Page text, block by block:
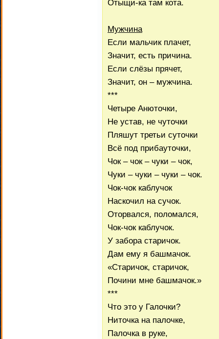
Отыщи-ка там кота.
Мужчина
Если мальчик плачет,
Значит, есть причина.
Если слёзы прячет,
Значит, он – мужчина.
***
Четыре Анюточки,
Не устав, не чуточки
Пляшут третьи суточки
Всё под прибауточки,
Чок – чок – чуки – чок,
Чуки – чуки – чуки – чок.
Чок-чок каблучок
Наскочил на сучок.
Оторвался, поломался,
Чок-чок каблучок.
У забора старичок.
Дам ему я башмачок.
«Старичок, старичок,
Почини мне башмачок.»
***
Что это у Галочки?
Ниточка на палочке,
Палочка в руке,